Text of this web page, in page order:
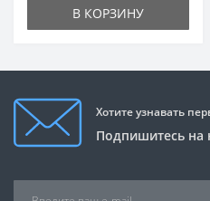
В КОРЗИНУ
Хотите узнавать
Подпишитесь на